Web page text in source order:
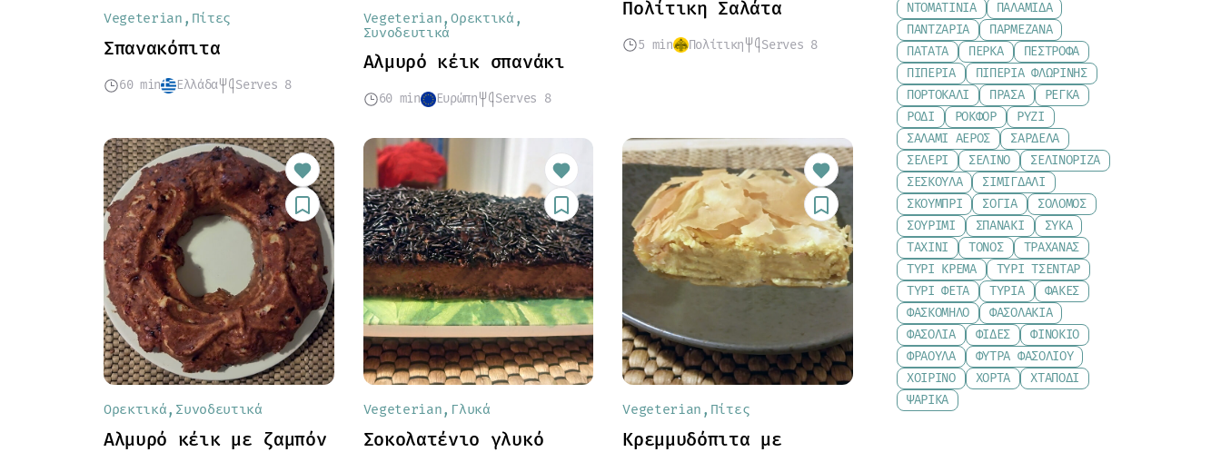
Vegeterian Πίτες
Σπανακόπιτα
60 min Ελλάδα Serves 8
Vegeterian Ορεκτικά
Συνοδευτικά
Αλμυρό κέικ σπανάκι
60 min Ευρώπη Serves 8
Πολίτικη Σαλάτα
5 min Πολίτικη Serves 8
Ορεκτικά Συνοδευτικά
Αλμυρό κέικ με ζαμπόν
Vegeterian Γλυκά
Σοκολατένιο γλυκό
Vegeterian Πίτες
Κρεμμυδόπιτα με
ΝΤΟΜΑΤΊΝΙΑ
ΠΑΛΑΜΊΔΑ
ΠΑΝΤΖΆΡΙΑ
ΠΑΡΜΕΖΆΝΑ
ΠΑΤΆΤΑ
ΠΈΡΚΑ
ΠΈΣΤΡΟΦΑ
ΠΙΠΕΡΙΆ
ΠΙΠΕΡΙΆ ΦΛΩΡΊΝΗΣ
ΠΟΡΤΟΚΆΛΙ
ΠΡΆΣΑ
ΡΈΓΚΑ
ΡΌΔΙ
ΡΟΚΦΌΡ
ΡΎΖΙ
ΣΑΛΆΜΙ ΑΈΡΟΣ
ΣΑΡΔΈΛΑ
ΣΈΛΕΡΙ
ΣΈΛΙΝΟ
ΣΕΛΙΝΌΡΙΖΑ
ΣΈΣΚΟΥΛΑ
ΣΙΜΙΓΔΆΛΙ
ΣΚΟΥΜΠΡΊ
ΣΌΓΙΑ
ΣΟΛΟΜΌΣ
ΣΟΥΡΊΜΙ
ΣΠΑΝΆΚΙ
ΣΎΚΑ
ΤΑΧΊΝΙ
ΤΌΝΟΣ
ΤΡΑΧΑΝΆΣ
ΤΥΡΊ ΚΡΈΜΑ
ΤΥΡΊ ΤΣΈΝΤΑΡ
ΤΥΡΊ ΦΈΤΑ
ΤΥΡΙΆ
ΦΑΚΈΣ
ΦΑΣΚΌΜΗΛΟ
ΦΑΣΟΛΆΚΙΑ
ΦΑΣΌΛΙΑ
ΦΙΔΈΣ
ΦΙΝΌΚΙΟ
ΦΡΆΟΥΛΑ
ΦΎΤΡΑ ΦΑΣΟΛΙΟΎ
ΧΟΙΡΙΝΌ
ΧΌΡΤΑ
ΧΤΑΠΌΔΙ
ΨΑΡΙΚΆ